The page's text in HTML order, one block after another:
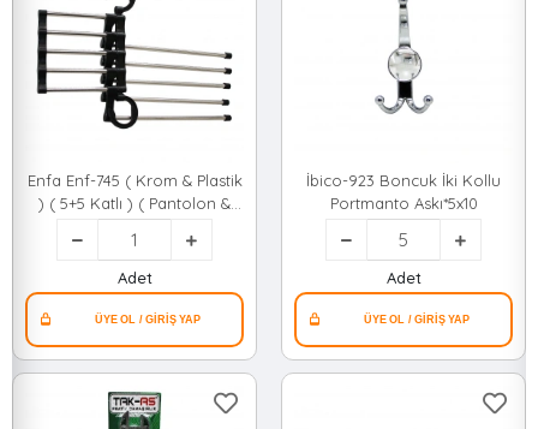
Enfa Enf-745 ( Krom & Plastik
) ( 5+5 Katlı ) ( Pantolon &
Kravat & Giysi ) Askısı ( Yer
Kazandırır )*120
Adet
İbico-923 Boncuk İki Kollu
Portmanto Askı*5x10
Adet